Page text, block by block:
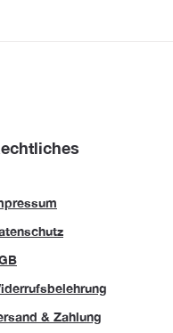
& Zahlung